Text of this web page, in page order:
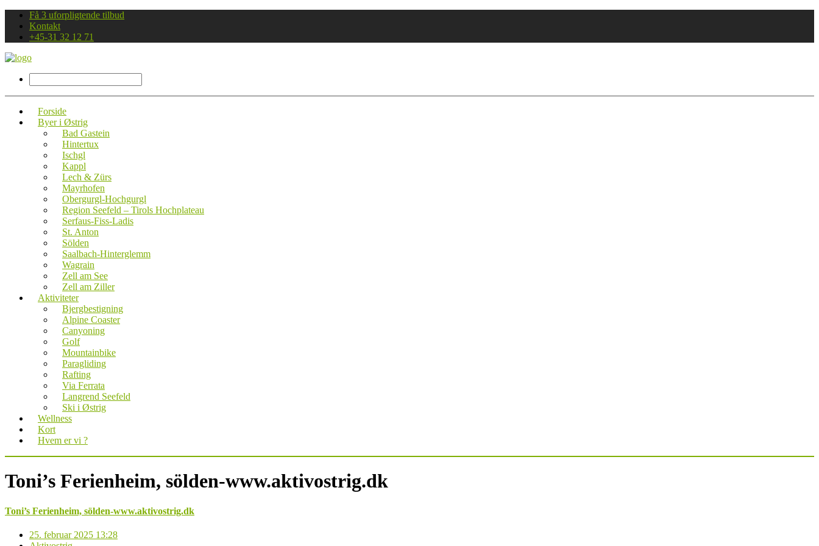
Få 3 uforpligtende tilbud
Kontakt
+45-31 32 12 71
Forside
Byer i Østrig
Bad Gastein
Hintertux
Ischgl
Kappl
Lech & Zürs
Mayrhofen
Obergurgl-Hochgurgl
Region Seefeld – Tirols Hochplateau
Serfaus-Fiss-Ladis
St. Anton
Sölden
Saalbach-Hinterglemm
Wagrain
Zell am See
Zell am Ziller
Aktiviteter
Bjergbestigning
Alpine Coaster
Canyoning
Golf
Mountainbike
Paragliding
Rafting
Via Ferrata
Langrend Seefeld
Ski i Østrig
Wellness
Kort
Hvem er vi ?
Toni’s Ferienheim, sölden-www.aktivostrig.dk
Toni’s Ferienheim, sölden-www.aktivostrig.dk
25. februar 2025 13:28